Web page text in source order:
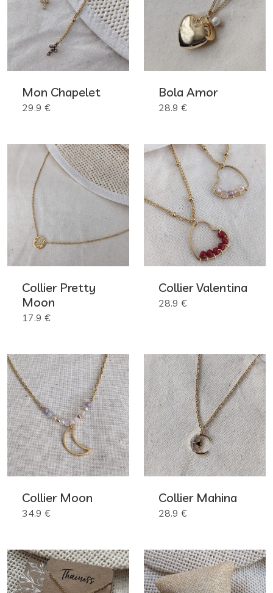
Mon Chapelet
29.9 €
Bola Amor
28.9 €
Collier Pretty
Moon
17.9 €
Collier Valentina
28.9 €
Collier Moon
34.9 €
Collier Mahina
28.9 €